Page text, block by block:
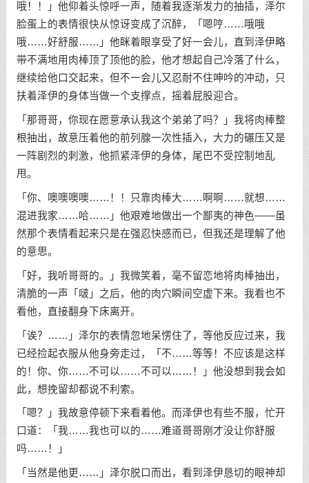
哦！！」他仰着头惊呼一声，随着我逐渐发力的抽插，泽尔
脸蛋上的表情很快从惊讶变成了沉醉，「嗯哼……哦哦
哦……好舒服……」他眯着眼享受了好一会儿，直到泽伊略
带不满地用肉棒顶了顶他的脸，他才想起自己冷落了什么，
继续给他口交起来，但不一会儿又忍耐不住呻吟的冲动，只
扶着泽伊的身体当做一个支撑点，摇着屁股迎合。
「那哥哥，你现在愿意承认我这个弟弟了吗？」我将肉棒整
根抽出，故意压着他的前列腺一次性插入，大力的碾压又是
一阵剧烈的刺激，他抓紧泽伊的身体，尾巴不受控制地乱
甩。
「你、噢噢噢噢……！！只靠肉棒大……啊啊……就想……
混进我家……哈……」他艰难地做出一个鄙夷的神色——虽
然那个表情看起来只是在强忍快感而已，但我还是理解了他
的意思。
「好，我听哥哥的。」我微笑着，毫不留恋地将肉棒抽出，
清脆的一声「啵」之后，他的肉穴瞬间空虚下来。我看也不
看他，直接翻身下床离开。
「诶？……」泽尔的表情忽地呆愣住了，等他反应过来，我
已经捡起衣服从他身旁走过，「不……等等！不应该是这样
的！你、你……不可以……不可以……！」他没想到我会如
此，想挽留却都说不利索。
「嗯？」我故意停顿下来看着他。而泽伊也有些不服，忙开
口道：「我……我也可以的……难道哥哥刚才没让你舒服
吗……！」
「当然是他更……」泽尔脱口而出，看到泽伊恳切的眼神却